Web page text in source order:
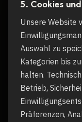
5. Cookies
Unsere Website
Auswahl zu
Kategorien bis
halten.
Betrieb,
Präferenzen,